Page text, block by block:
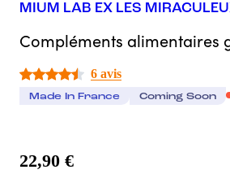
MIUM LAB EX LES
Compléments alimentaires
6 avis
Made In France Coming Soon
22,90 €